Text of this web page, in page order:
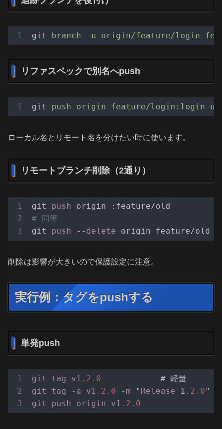
git branch -u origin/feature/login
リファスペックで別名へpush
git push origin feature/login:login-ui
ローカル名とリモート名を分けたい時に使います。
リモートブランチ削除（2通り）
git push
# 同等
git push -- delete
削除は影響が大きいので保護設定に注意。
実行例：タグをpushする
単発push
git tag v1 .2 .0
git
tag -a v1 .2 .0 -m " Release 1 .2 .0
git
push origin v1 .2 .0